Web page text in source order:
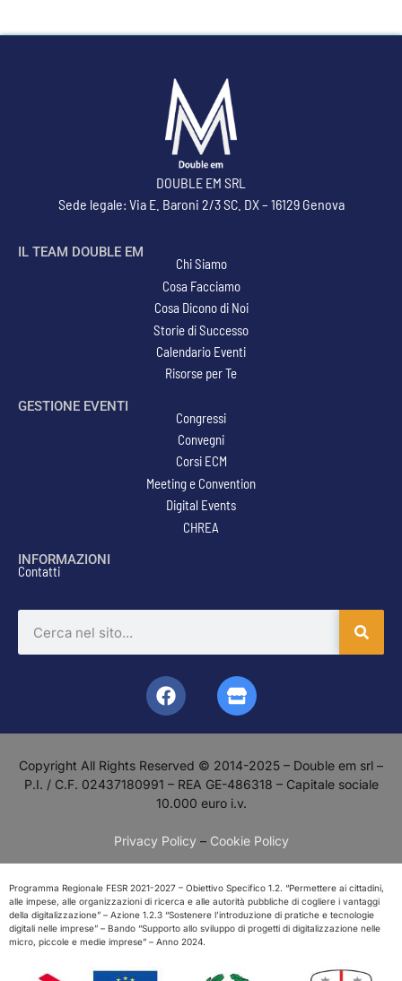
DOUBLE EM SRL
Sede legale: Via E. Baroni 2/3 SC. DX – 16129 Genova
IL TEAM DOUBLE EM
Chi Siamo
Cosa Facciamo
Cosa Dicono di Noi
Storie di Successo
Calendario Eventi
Risorse per Te
GESTIONE EVENTI
Congressi
Convegni
Corsi ECM
Meeting e Convention
Digital Events
CHREA
INFORMAZIONI
Contatti
Copyright All Rights Reserved © 2014-2025 – Double em srl –
P.I. / C.F. 02437180991 – REA GE-486318 – Capitale sociale
10.000 euro i.v.
Privacy Policy– Cookie Policy
Programma Regionale FESR 2021-2027 – Obiettivo Specifico 1.2. “Permettere ai cittadini,
alle impese, alle organizzazioni di ricerca e alle autorità pubbliche di cogliere i vantaggi
della digitalizzazione” – Azione 1.2.3 “Sostenere l’introduzione di pratiche e tecnologie
digitali nelle imprese” – Bando “Supporto allo sviluppo di progetti di digitalizzazione nelle
micro, piccole e medie imprese” – Anno 2024.